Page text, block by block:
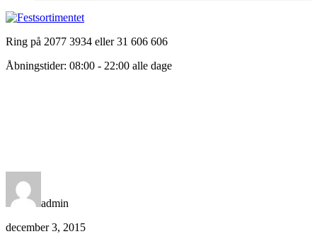
Ring på 2077 3934 eller 31 606 606
Åbningstider: 08:00 - 22:00 alle dage
admin
december 3, 2015